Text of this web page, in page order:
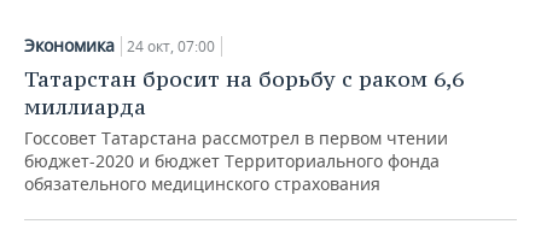
Экономика 24 окт, 07:00
Татарстан бросит на борьбу с раком 6,6
миллиарда
Госсовет Татарстана рассмотрел в первом чтении
бюджет-2020 и бюджет Территориального фонда
обязательного медицинского страхования